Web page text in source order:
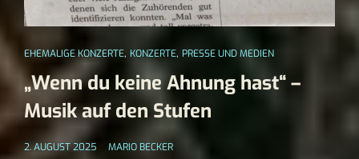
EHEMALIGE KONZERTE, KONZERTE, PRESSE UND MEDIEN
„Wenn du keine Ahnung hast“ –
Musik auf den Stufen
2. AUGUST 2025 MARIO BECKER